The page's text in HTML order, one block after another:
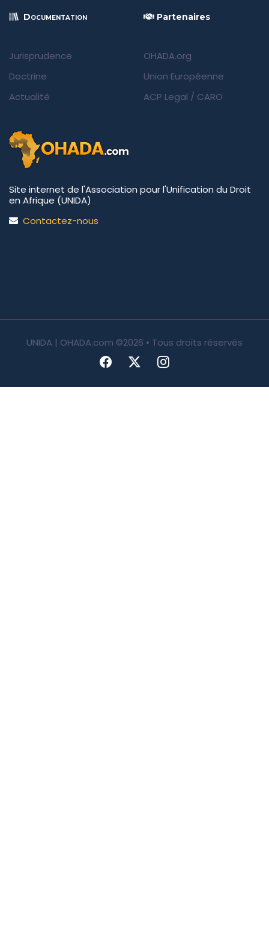
Documentation
Jurisprudence
Doctrine
Actualité
Partenaires
OHADA.org
Union Européenne
ACP Legal / CARO
Site internet de l'Association pour l'Unification du Droit
en Afrique (UNIDA)
Contactez-nous
UNIDA | OHADA.com ©2026 • Tous droits réservés